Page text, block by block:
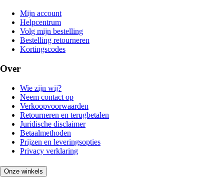
Mijn account
Helpcentrum
Volg mijn bestelling
Bestelling retourneren
Kortingscodes
Over
Wie zijn wij?
Neem contact op
Verkoopvoorwaarden
Retourneren en terugbetalen
Juridische disclaimer
Betaalmethoden
Prijzen en leveringsopties
Privacy verklaring
Onze winkels